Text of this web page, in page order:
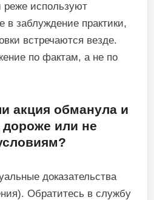
реже используют
в заблуждение практики,
встречаются везде.
по фактам, а не по
акция обманула и
дороже или не
доказательства
Обратитесь в службу